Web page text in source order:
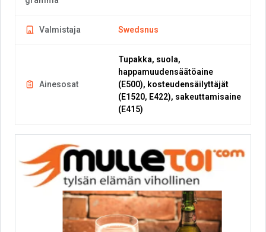
Valmistaja Swedsnus
Ainesosat
Tupakka, suola,
happamuudensäätöaine
(E500), kosteudensäilyttäjät
(E1520, E422), sakeuttamisaine
(E415)